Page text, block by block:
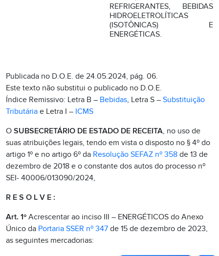
REFRIGERANTES, BEBIDAS
HIDROELETROLÍTICAS
(ISOTÔNICAS) E
ENERGÉTICAS.
Publicada no D.O.E. de 24.05.2024, pág. 06.
Este texto não substitui o publicado no D.O.E.
Índice Remissivo: Letra B – Bebidas, Letra S – Substituição
Tributária e Letra I – ICMS
O SUBSECRETÁRIO DE ESTADO DE RECEITA, no uso de
suas atribuições legais, tendo em vista o disposto no § 4º do
artigo 1º e no artigo 6º da Resolução SEFAZ nº 358 de 13 de
dezembro de 2018 e o constante dos autos do processo nº
SEI- 40006/013090/2024,
R E S O L V E :
Art. 1º Acrescentar ao inciso III – ENERGÉTICOS do Anexo
Único da Portaria SSER nº 347 de 15 de dezembro de 2023,
as seguintes mercadorias: